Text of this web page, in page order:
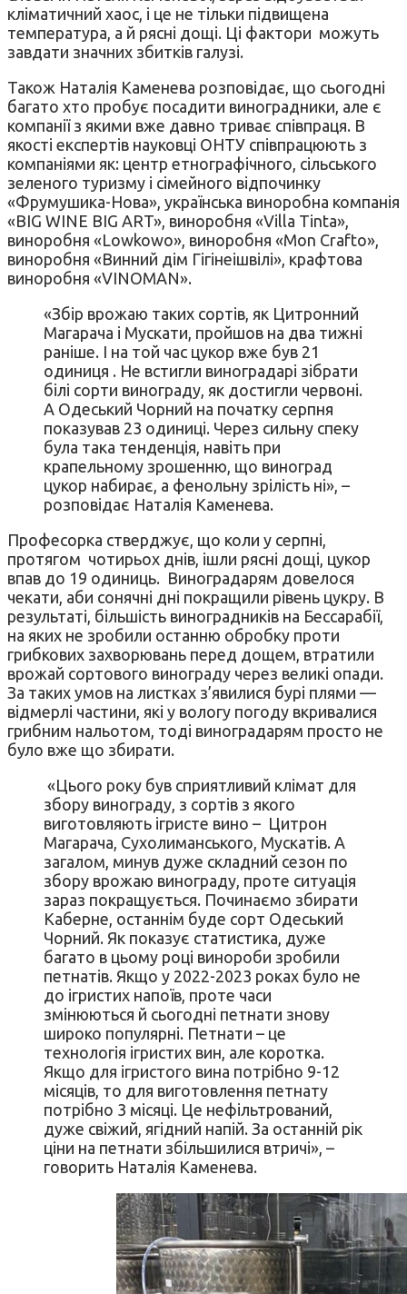
кліматичний хаос, і це не тільки підвищена
температура, а й рясні дощі. Ці фактори можуть
завдати значних збитків галузі.
Також Наталія Каменева розповідає, що сьогодні
багато хто пробує посадити виноградники, але є
компанії з якими вже давно триває співпраця. В
якості експертів науковці ОНТУ співпрацюють з
компаніями як: центр етнографічного, сільського
зеленого туризму і сімейного відпочинку
«Фрумушика-Нова», українська виноробна компанія
«BIG WINE BIG ART», виноробня «Villa Tinta»,
виноробня «Lowkowo», виноробня «Mon Crafto»,
виноробня «Винний дім Гігінеішвілі», крафтова
виноробня «VINOMAN».
«Збір врожаю таких сортів, як Цитронний
Магарача і Мускати, пройшов на два тижні
раніше. І на той час цукор вже був 21
одиниця . Не встигли виноградарі зібрати
білі сорти винограду, як достигли червоні.
А Одеський Чорний на початку серпня
показував 23 одиниці. Через сильну спеку
була така тенденція, навіть при
крапельному зрошенню, що виноград
цукор набирає, а фенольну зрілість ні», –
розповідає Наталія Каменева.
Професорка стверджує, що коли у серпні,
протягом чотирьох днів, ішли рясні дощі, цукор
впав до 19 одиниць. Виноградарям довелося
чекати, аби сонячні дні покращили рівень цукру. В
результаті, більшість виноградників на Бессарабії,
на яких не зробили останню обробку проти
грибкових захворювань перед дощем, втратили
врожай сортового винограду через великі опади.
За таких умов на листках з’явилися бурі плями —
відмерлі частини, які у вологу погоду вкривалися
грибним нальотом, тоді виноградарям просто не
було вже що збирати.
«Цього року був сприятливий клімат для
збору винограду, з сортів з якого
виготовляють ігристе вино – Цитрон
Магарача, Сухолиманського, Мускатів. А
загалом, минув дуже складний сезон по
збору врожаю винограду, проте ситуація
зараз покращується. Починаємо збирати
Каберне, останнім буде сорт Одеський
Чорний. Як показує статистика, дуже
багато в цьому році винороби зробили
петнатів. Якщо у 2022-2023 роках було не
до ігристих напоїв, проте часи
змінюються й сьогодні петнати знову
широко популярні. Петнати – це
технологія ігристих вин, але коротка.
Якщо для ігристого вина потрібно 9-12
місяців, то для виготовлення петнату
потрібно 3 місяці. Це нефільтрований,
дуже свіжий, ягідний напій. За останній рік
ціни на петнати збільшилися втричі», –
говорить Наталія Каменева.